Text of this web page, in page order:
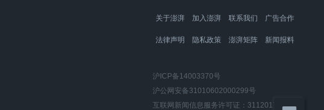
关于澎湃 加入澎湃 联系我们 广告合作
法律声明 隐私政策 澎湃矩阵 新闻报料
沪ICP备14003370号
沪公网安备31010602000299号
互联网新闻信息服务许可证：31120170006